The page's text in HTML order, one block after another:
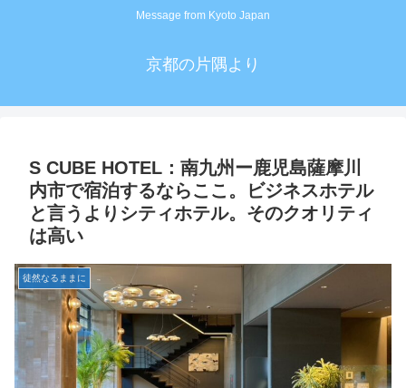
Message from Kyoto Japan
京都の片隅より
S CUBE HOTEL：南九州ー鹿児島薩摩川
内市で宿泊するならここ。ビジネスホテル
と言うよりシティホテル。そのクオリティ
は高い
徒然なるままに